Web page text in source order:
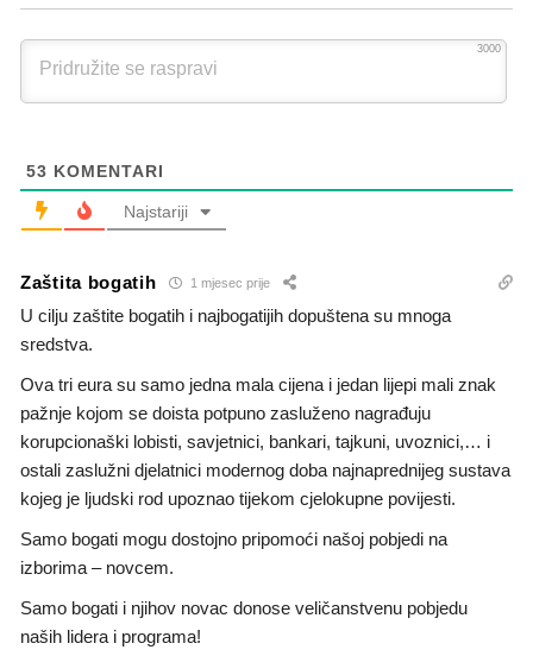
3000
53 KOMENTARI
Najstariji
Zaštita bogatih 1 mjesec prije
U cilju zaštite bogatih i najbogatijih dopuštena su mnoga
sredstva.
Ova tri eura su samo jedna mala cijena i jedan lijepi mali znak
pažnje kojom se doista potpuno zasluženo nagrađuju
korupcionaški lobisti, savjetnici, bankari, tajkuni, uvoznici,… i
ostali zaslužni djelatnici modernog doba najnaprednijeg sustava
kojeg je ljudski rod upoznao tijekom cjelokupne povijesti.
Samo bogati mogu dostojno pripomoći našoj pobjedi na
izborima – novcem.
Samo bogati i njihov novac donose veličanstvenu pobjedu
naših lidera i programa!